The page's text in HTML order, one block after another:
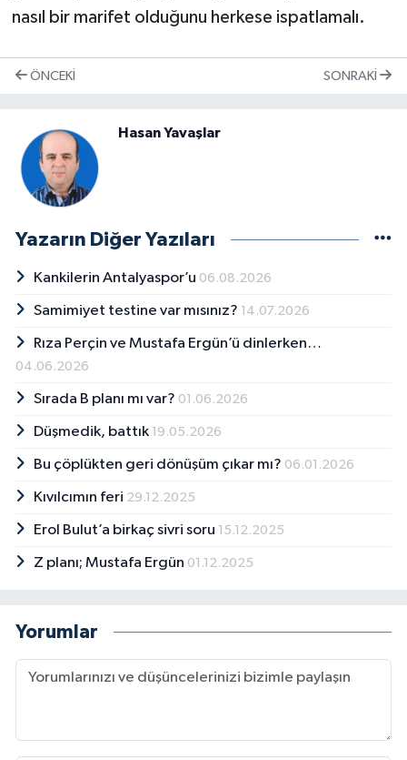
nasıl bir marifet olduğunu herkese ispatlamalı.
ÖNCEKI SONRAKI
Hasan Yavaşlar
Yazarın Diğer Yazıları
Kankilerin Antalyaspor’u 06.08.2026
Samimiyet testine var mısınız? 14.07.2026
Rıza Perçin ve Mustafa Ergün’ü dinlerken…
04.06.2026
Sırada B planı mı var? 01.06.2026
Düşmedik, battık 19.05.2026
Bu çöplükten geri dönüşüm çıkar mı? 06.01.2026
Kıvılcımın feri 29.12.2025
Erol Bulut’a birkaç sivri soru 15.12.2025
Z planı; Mustafa Ergün 01.12.2025
Yorumlar